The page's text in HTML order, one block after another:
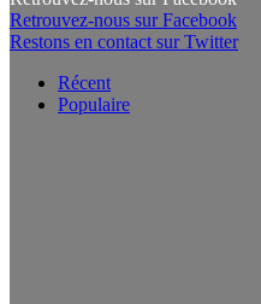
Retrouvez-nous sur Facebook
Restons en contact sur Twitter
Récent
Populaire